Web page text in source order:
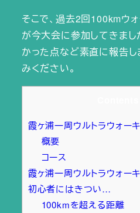
そこで、過去2回100kmウ
が今大会に参加してきまし
かった点など素直に報告
みください。
霞ヶ浦一周ウルトラウォー
概要
コース
霞ヶ浦一周ウルトラウォー
初心者にはきつい…
100kmを超える距離